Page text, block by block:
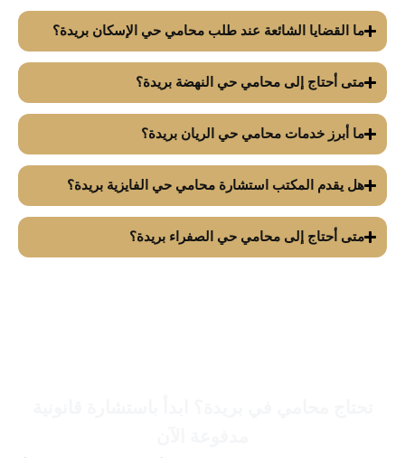
ما القضايا الشائعة عند طلب محامي حي الإسكان بريدة؟
متى أحتاج إلى محامي حي النهضة بريدة؟
ما أبرز خدمات محامي حي الريان بريدة؟
هل يقدم المكتب استشارة محامي حي الفايزية بريدة؟
متى أحتاج إلى محامي حي الصفراء بريدة؟